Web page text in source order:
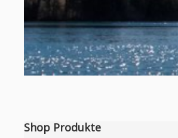
Shop Produkte